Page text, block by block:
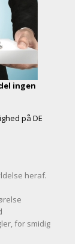
ingen
på DE
heraf.
for smidig